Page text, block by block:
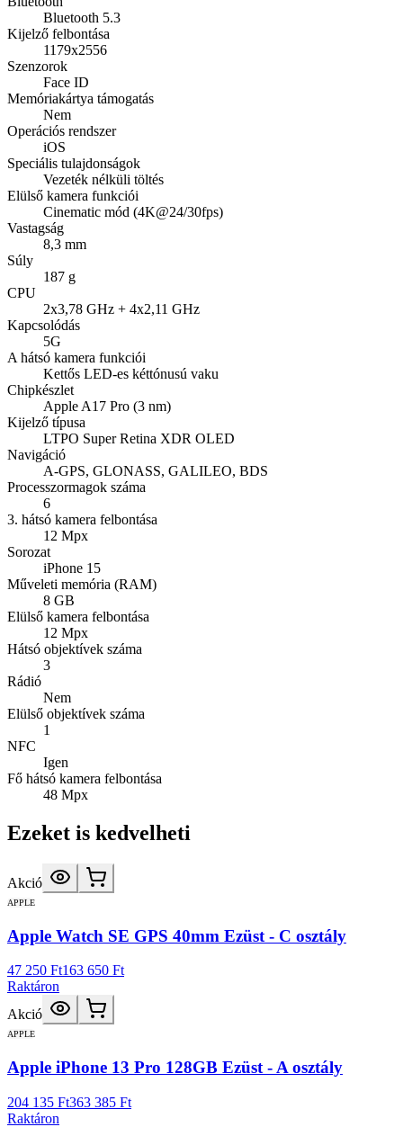
Bluetooth 5.3
Kijelző felbontása
1179x2556
Szenzorok
Face ID
Memóriakártya támogatás
Nem
Operációs rendszer
iOS
Speciális tulajdonságok
Vezeték nélküli töltés
Elülső kamera funkciói
Cinematic mód (4K@24/30fps)
Vastagság
8,3 mm
Súly
187 g
CPU
2x3,78 GHz + 4x2,11 GHz
Kapcsolódás
5G
A hátsó kamera funkciói
Kettős LED-es kéttónusú vaku
Chipkészlet
Apple A17 Pro (3 nm)
Kijelző típusa
LTPO Super Retina XDR OLED
Navigáció
A-GPS, GLONASS, GALILEO, BDS
Processzormagok száma
6
3. hátsó kamera felbontása
12 Mpx
Sorozat
iPhone 15
Műveleti memória (RAM)
8 GB
Elülső kamera felbontása
12 Mpx
Hátsó objektívek száma
3
Rádió
Nem
Elülső objektívek száma
1
NFC
Igen
Fő hátsó kamera felbontása
48 Mpx
Ezeket is kedvelheti
Akció
APPLE
Apple Watch SE GPS 40mm Ezüst - C osztály
47 250 Ft163 650 Ft
Raktáron
Akció
APPLE
Apple iPhone 13 Pro 128GB Ezüst - A osztály
204 135 Ft363 385 Ft
Raktáron